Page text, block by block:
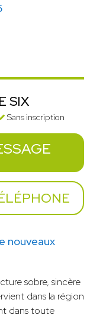
SIX
Sans inscription
nouveaux
sobre, sincère
dans la région
dans toute